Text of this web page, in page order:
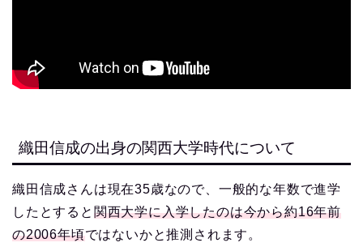
織田信成の出身の関西大学時代について
織田信成さんは現在35歳なので、一般的な年数で進学
したとすると 関西大学に入学したのは今から約16年前
の2006年頃ではないかと推測されます。